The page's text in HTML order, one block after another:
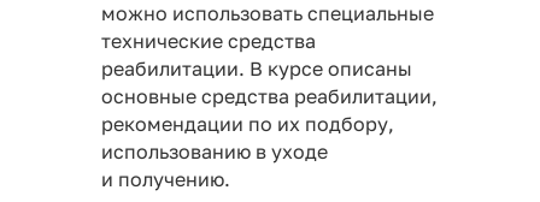
можно использовать специальные
технические средства
реабилитации. В курсе описаны
основные средства реабилитации,
рекомендации по их подбору,
использованию в уходе
и получению.